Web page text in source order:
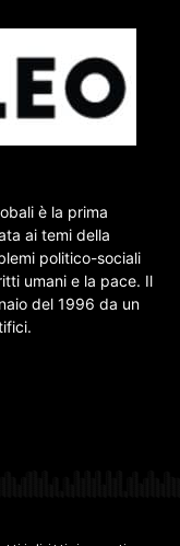
è la prima
ai temi della
politico-sociali
umani e la pace. Il
del 1996 da un